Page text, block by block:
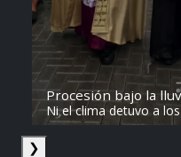
Procesión bajo la
Ni el clima detuvo a
el recorrido del Divino
Mundo. Vídeo:
❯